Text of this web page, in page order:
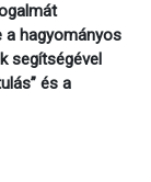
a hagyományos
segítségével
és a